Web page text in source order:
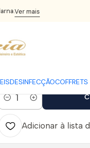
DESINFECÇÃO
Ver mais
Freeze Spray
Color
Quantidade
Adicionar à lista